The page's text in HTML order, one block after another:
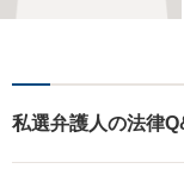
私選弁護人の法律